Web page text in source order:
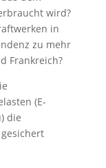
wird?
in
zu mehr
Frankreich?
(E-
die